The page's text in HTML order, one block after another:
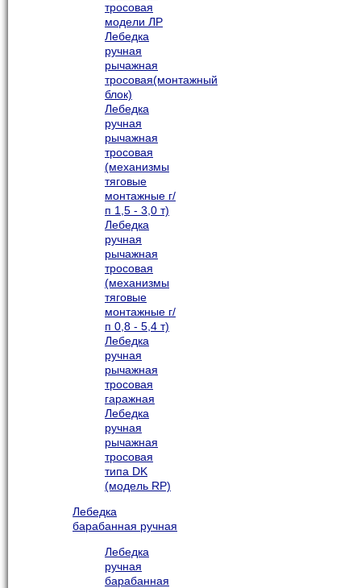
тросовая
модели ЛР
Лебедка
ручная
рычажная
тросовая(монтажный
блок)
Лебедка
ручная
рычажная
тросовая
(механизмы
тяговые
монтажные г/
п 1,5 - 3,0 т)
Лебедка
ручная
рычажная
тросовая
(механизмы
тяговые
монтажные г/
п 0,8 - 5,4 т)
Лебедка
ручная
рычажная
тросовая
гаражная
Лебедка
ручная
рычажная
тросовая
типа DK
(модель RP)
Лебедка
барабанная ручная
Лебедка
ручная
барабанная